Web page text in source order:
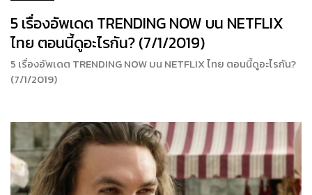
5 เรื่องอัพเดต TRENDING NOW บน NETFLIX
ไทย ตอนนี้ดูอะไรกัน? (7/1/2019)
5 เรื่องอัพเดต TRENDING NOW บน NETFLIX ไทย ตอนนี้ดูอะไรกัน?
(7/1/2019)